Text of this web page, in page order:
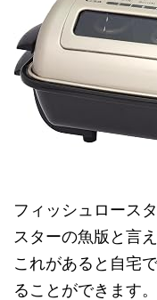
フィッシュロース
スターの魚版と言え
これがあると自宅
ることができます。